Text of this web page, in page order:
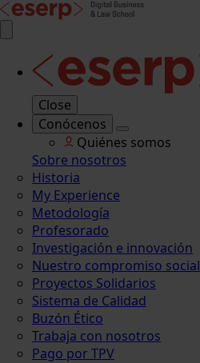
Close
Conócenos
Quiénes somos
Sobre nosotros
Historia
My Experience
Metodología
Profesorado
Investigación e innovación
Nuestro compromiso social
Proyectos Solidarios
Sistema de Calidad
Buzón Ético
Trabaja con nosotros
Pago por TPV